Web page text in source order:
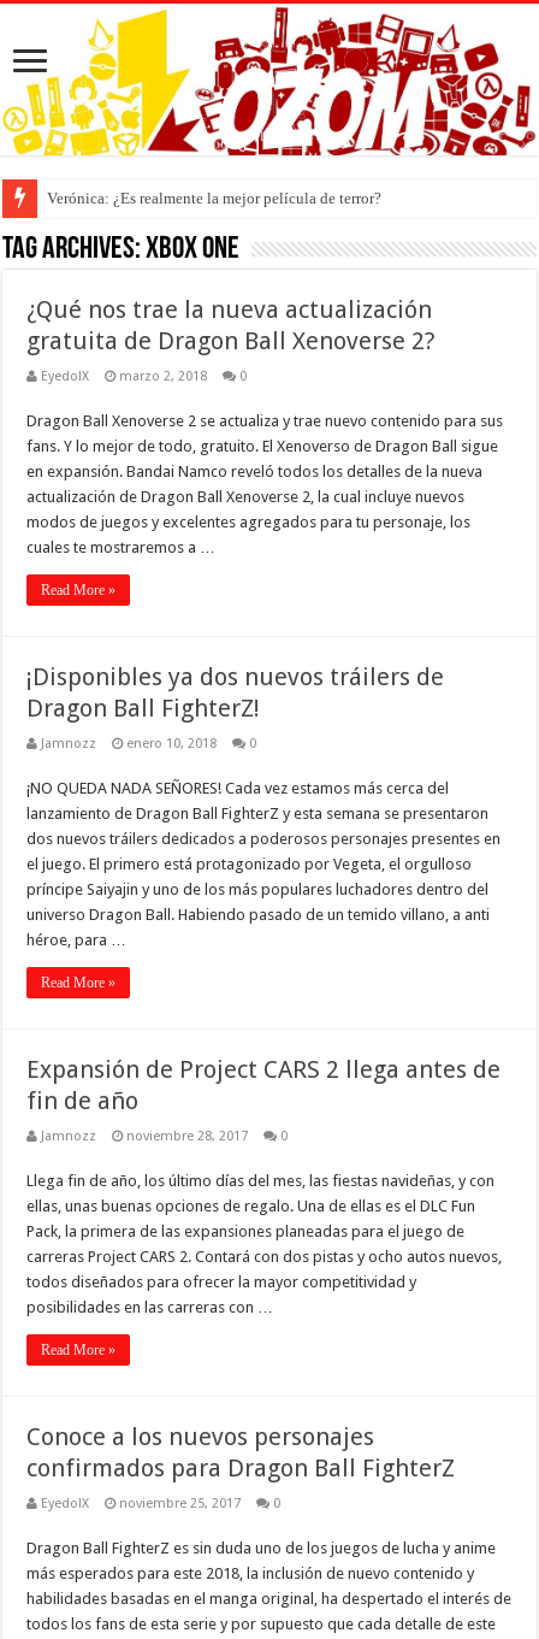
Verónica: ¿Es realmente la mejor película de terror?
Tag Archives:Xbox one
¿Qué nos trae la nueva actualización
gratuita de Dragon Ball Xenoverse 2?
EyedolX marzo 2, 2018 0
Dragon Ball Xenoverse 2 se actualiza y trae nuevo contenido para sus
fans. Y lo mejor de todo, gratuito. El Xenoverso de Dragon Ball sigue
en expansión. Bandai Namco reveló todos los detalles de la nueva
actualización de Dragon Ball Xenoverse 2, la cual incluye nuevos
modos de juegos y excelentes agregados para tu personaje, los
cuales te mostraremos a …
Read More »
¡Disponibles ya dos nuevos tráilers de
Dragon Ball FighterZ!
Jamnozz enero 10, 2018 0
¡NO QUEDA NADA SEÑORES! Cada vez estamos más cerca del
lanzamiento de Dragon Ball FighterZ y esta semana se presentaron
dos nuevos tráilers dedicados a poderosos personajes presentes en
el juego. El primero está protagonizado por Vegeta, el orgulloso
príncipe Saiyajin y uno de los más populares luchadores dentro del
universo Dragon Ball. Habiendo pasado de un temido villano, a anti
héroe, para …
Read More »
Expansión de Project CARS 2 llega antes de
fin de año
Jamnozz noviembre 28, 2017 0
Llega fin de año, los último días del mes, las fiestas navideñas, y con
ellas, unas buenas opciones de regalo. Una de ellas es el DLC Fun
Pack, la primera de las expansiones planeadas para el juego de
carreras Project CARS 2. Contará con dos pistas y ocho autos nuevos,
todos diseñados para ofrecer la mayor competitividad y
posibilidades en las carreras con …
Read More »
Conoce a los nuevos personajes
confirmados para Dragon Ball FighterZ
EyedolX noviembre 25, 2017 0
Dragon Ball FighterZ es sin duda uno de los juegos de lucha y anime
más esperados para este 2018, la inclusión de nuevo contenido y
habilidades basadas en el manga original, ha despertado el interés de
todos los fans de esta serie y por supuesto que cada detalle de este